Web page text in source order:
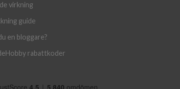
virkning
guide
en bloggare?
rabattkoder